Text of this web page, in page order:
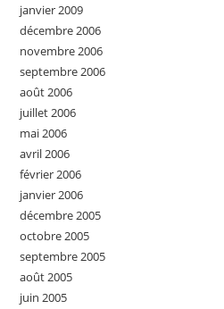
janvier 2009
décembre 2006
novembre 2006
septembre 2006
août 2006
juillet 2006
mai 2006
avril 2006
février 2006
janvier 2006
décembre 2005
octobre 2005
septembre 2005
août 2005
juin 2005